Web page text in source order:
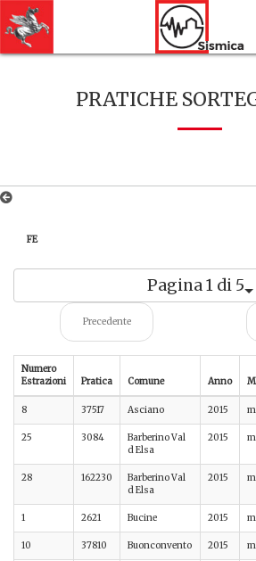
PRATICHE
FE
Pagina 1 di 5
Precedente
Numero
Estrazioni
Pratica Comune Anno
8 37517 Asciano 2015
25 3084
Barberino Val
d Elsa
2015
28 162230
Barberino Val
d Elsa
2015
1 2621 Bucine 2015
10 37810 Buonconvento 2015